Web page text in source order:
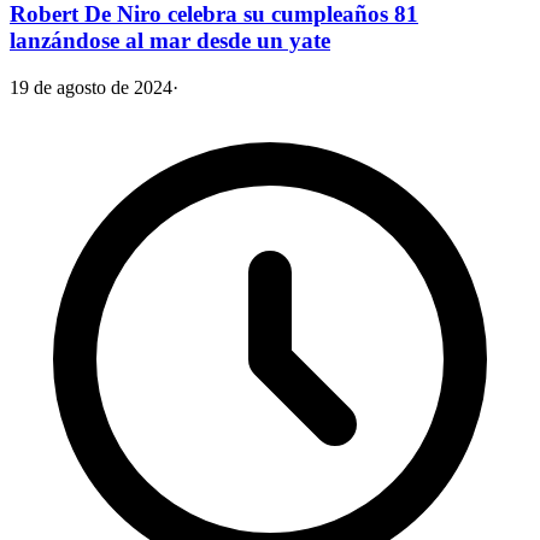
Robert De Niro celebra su cumpleaños 81
lanzándose al mar desde un yate
19 de agosto de 2024·